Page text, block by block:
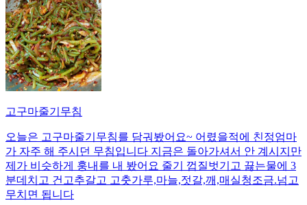
고구마줄기무침
오늘은 고구마줄기무침를 담궈봤어요~ 어렸을적에 친정엄마
가 자주 해 주시던 무침입니다 지금은 돌아가셔서 안 계시지만
제가 비슷하게 훙내를 내 봤어요 줄기 껍질벗기고 끓는물에 3
분데치고 건고추갈고 고춧가루,마늘,젓갈,깨,매실청조금.넘고
무치면 됩니다